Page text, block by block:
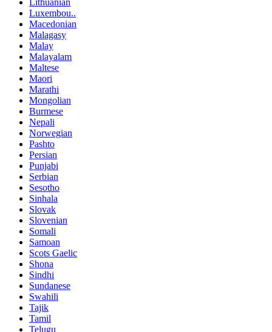
Lithuanian
Luxembou..
Macedonian
Malagasy
Malay
Malayalam
Maltese
Maori
Marathi
Mongolian
Burmese
Nepali
Norwegian
Pashto
Persian
Punjabi
Serbian
Sesotho
Sinhala
Slovak
Slovenian
Somali
Samoan
Scots Gaelic
Shona
Sindhi
Sundanese
Swahili
Tajik
Tamil
Telugu